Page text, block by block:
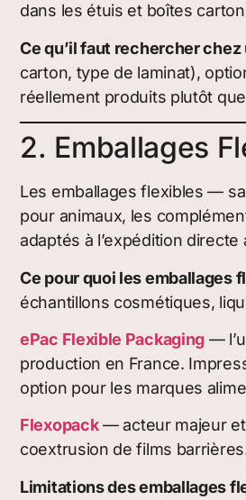
dans les étuis et boîtes
Ce qu’il faut rechercher
carton, type de laminat),
réellement produits plutôt
2. Emballages
Les emballages flexibles —
pour animaux, les
adaptés à l’expédition
Ce pour quoi les emballages
échantillons cosmétiques,
ePac Flexible Packaging —
production en France.
option pour les marques
Flexopack— acteur majeur et
coextrusion de films
Limitations des emballages